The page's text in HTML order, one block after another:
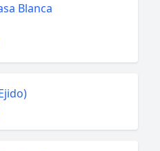
Blanca